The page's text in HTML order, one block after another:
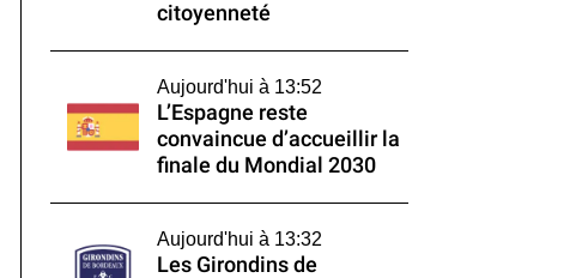
citoyenneté
Aujourd'hui à 13:52
L’Espagne reste
convaincue d’accueillir la
finale du Mondial 2030
Aujourd'hui à 13:32
Les Girondins de